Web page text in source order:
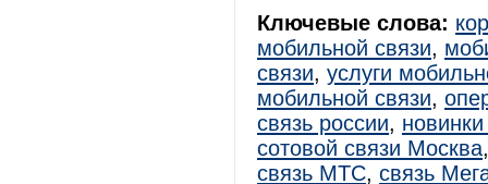
Ключевые слова:
мобильной связи,
связи, услуги
мобильной связи,
связь россии,
сотовой связи Москва
связь МТС, связь